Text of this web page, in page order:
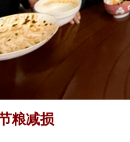
粮减损